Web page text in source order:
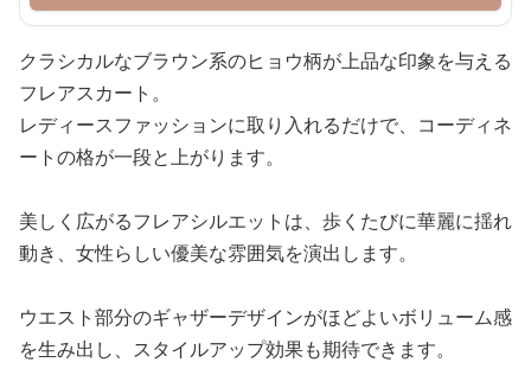
クラシカルなブラウン系のヒョウ柄が上品な印象を与える
フレアスカート。
レディースファッションに取り入れるだけで、コーディネ
ートの格が一段と上がります。
美しく広がるフレアシルエットは、歩くたびに華麗に揺れ
動き、女性らしい優美な雰囲気を演出します。
ウエスト部分のギャザーデザインがほどよいボリューム感
を生み出し、スタイルアップ効果も期待できます。